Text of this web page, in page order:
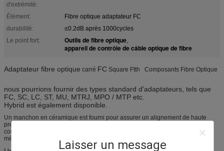
Laisser un message
d'extrémité:
Élément:
Fibre optique adaptateur FC
durabilité:
≤0.2dB après 1000cycles
Le point fort:
Outils de fibre optique,
appareil de contrôle de câble optique de fibre
Adaptateur fibre optique carré FC Square Ftth Composants Fibre Optique
nous pourrions fournir des types standard d'adaptateurs, tels que
FC, SC, LC, ST, MU, MTRJ, MPO / MTP etc.
Hybrid est également disponible.
Un manchon en céramique est fourni pour assurer un alignement de haute
précision.
couleurs avec options pour les brides ou les corps sans bride, les clips
métalliques ou les clips incorporés.